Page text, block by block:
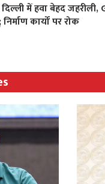
में हवा बेहद जहरीली,
कार्यों पर रोक